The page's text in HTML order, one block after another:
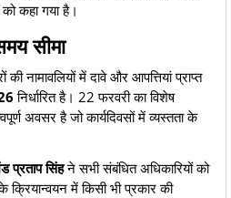
कहा गया है।
सीमा
की नामावलियों में दावे और आपत्तियां प्राप्त
निर्धारित है। 22 फरवरी का विशेष
अवसर है जो कार्यदिवसों में व्यस्तता के
प्रताप सिंहने सभी संबंधित अधिकारियों को
क्रियान्वयन में किसी भी प्रकार की